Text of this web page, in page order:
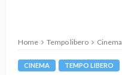
Home Tempo libero Cinema
CINEMA TEMPO LIBERO